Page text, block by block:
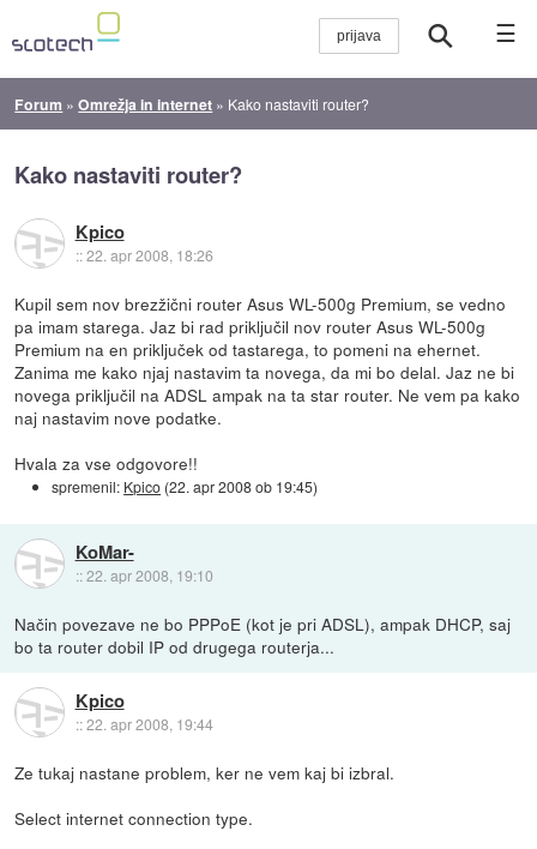
☰
Forum »Omrežja in internet » Kako nastaviti router?
Kako nastaviti router?
Kpico
::22. apr 2008, 18:26
Kupil sem nov brezžični router Asus WL-500g Premium, se vedno
pa imam starega. Jaz bi rad priključil nov router Asus WL-500g
Premium na en priključek od tastarega, to pomeni na ehernet.
Zanima me kako njaj nastavim ta novega, da mi bo delal. Jaz ne bi
novega priključil na ADSL ampak na ta star router. Ne vem pa kako
naj nastavim nove podatke.
Hvala za vse odgovore!!
spremenil: Kpico (22. apr 2008 ob 19:45)
KoMar-
::22. apr 2008, 19:10
Način povezave ne bo PPPoE (kot je pri ADSL), ampak DHCP, saj
bo ta router dobil IP od drugega routerja...
Kpico
::22. apr 2008, 19:44
Ze tukaj nastane problem, ker ne vem kaj bi izbral.
Select internet connection type.